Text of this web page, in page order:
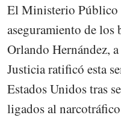
El Ministerio Público
aseguramiento de los
Orlando Hernández,
Justicia ratificó esta
Estados Unidos tras
ligados al